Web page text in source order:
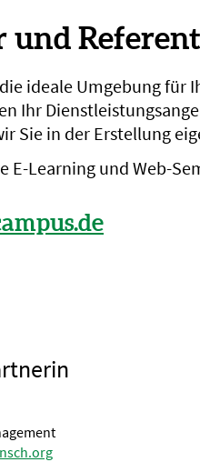
und
ideale Umgebung für
Ihr
Sie in der Erstellung
E-Learning und Web-